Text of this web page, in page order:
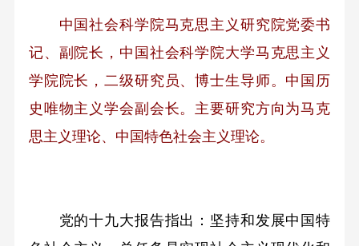
中国社会科学院马克思主义研究院党委书
记、副院长，中国社会科学院大学马克思主义
学院院长，二级研究员、博士生导师。中国历
史唯物主义学会副会长。主要研究方向为马克
思主义理论、中国特色社会主义理论。
党的十九大报告指出：坚持和发展中国特